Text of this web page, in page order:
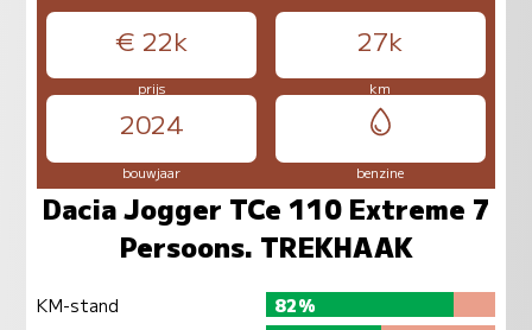
€ 22k 27k
prijs km
2024
bouwjaar benzine
Dacia Jogger TCe 110 Extreme 7
Persoons. TREKHAAK
KM-stand
82%